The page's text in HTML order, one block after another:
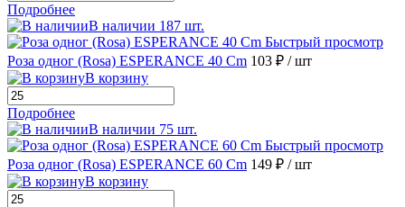
Подробнее
В наличии 187 шт.
Быстрый просмотр
Роза одног (Rosa) ESPERANCE 40 Cm 103 ₽ / шт
В корзину
Подробнее
В наличии 75 шт.
Быстрый просмотр
Роза одног (Rosa) ESPERANCE 60 Cm 149 ₽ / шт
В корзину